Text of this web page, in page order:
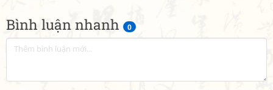
Bình luận nhanh 0